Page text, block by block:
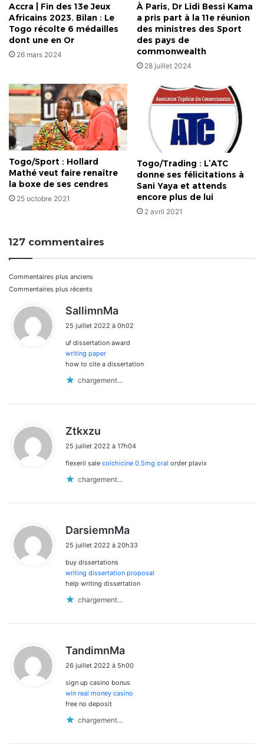
Accra | Fin des 13e Jeux
Africains 2023. Bilan : Le
Togo récolte 6 médailles
dont une en Or
26 mars 2024
À Paris, Dr Lidi Bessi Kama
a pris part à la 11e réunion
des ministres des Sport
des pays de
commonwealth
28 juillet 2024
Togo/Sport : Hollard
Mathé veut faire renaître
la boxe de ses cendres
25 octobre 2021
Togo/Trading : L’ATC
donne ses félicitations à
Sani Yaya et attends
encore plus de lui
2 avril 2021
127 commentaires
Navigation
dans
les
commentaires
Commentaires plus anciens
Commentaires plus récents
SallimnMa
t
25 juillet 2022 à 0h02
uf dissertation award
writing paper
how to cite a dissertation
chargement…
Ztkxzu
t
25 juillet 2022 à 17h04
flexeril sale colchicine 0.5mg oral order plavix
chargement…
DarsiemnMa
t
:
25 juillet 2022 à 20h33
buy dissertations
writing dissertation proposal
help writing dissertation
chargement…
TandimnMa
t
:
26 juillet 2022 à 5h00
sign up casino bonus
win real money casino
free no deposit
chargement…